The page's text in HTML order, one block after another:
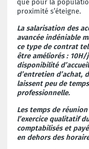
que pour la
proximité s’éteigne.
La salarisation des
avancée indéniable
ce type de contrat
être améliorés :
disponibilité
d’entretien d’achat,
laissent peu de
professionnelle.
Les temps de
l’exercice qualitatif
comptabilisés et
en dehors des